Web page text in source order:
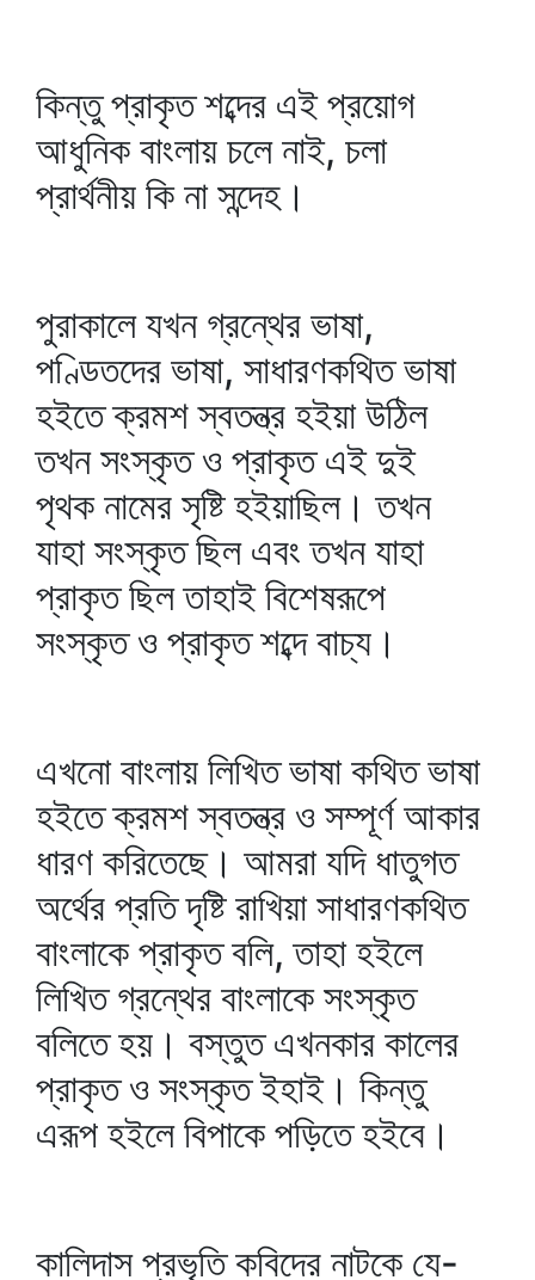
কিন্তু প্রাকৃত শব্দের এই প্রয়োগ
আধুনিক বাংলায় চলে নাই, চলা
প্রার্থনীয় কি না সন্দেহ।
পুরাকালে যখন গ্রন্থের ভাষা,
পণ্ডিতদের ভাষা, সাধারণকথিত ভাষা
হইতে ক্রমশ স্বতন্ত্র হইয়া উঠিল
তখন সংস্কৃত ও প্রাকৃত এই দুই
পৃথক নামের সৃষ্টি হইয়াছিল। তখন
যাহা সংস্কৃত ছিল এবং তখন যাহা
প্রাকৃত ছিল তাহাই বিশেষরূপে
সংস্কৃত ও প্রাকৃত শব্দে বাচ্য।
এখনো বাংলায় লিখিত ভাষা কথিত ভাষা
হইতে ক্রমশ স্বতন্ত্র ও সম্পূর্ণ আকার
ধারণ করিতেছে। আমরা যদি ধাতুগত
অর্থের প্রতি দৃষ্টি রাখিয়া সাধারণকথিত
বাংলাকে প্রাকৃত বলি, তাহা হইলে
লিখিত গ্রন্থের বাংলাকে সংস্কৃত
বলিতে হয়। বস্তুত এখনকার কালের
প্রাকৃত ও সংস্কৃত ইহাই। কিন্তু
এরূপ হইলে বিপাকে পড়িতে হইবে।
কালিদাস প্রভৃতি কবিদের নাটকে যে-